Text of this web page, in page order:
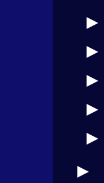
►
►
►
►
►
►